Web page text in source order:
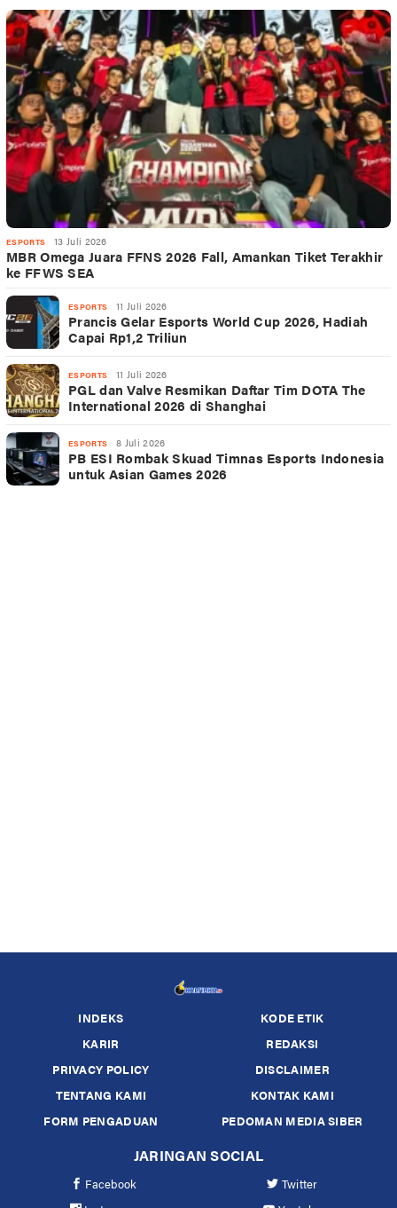
ESPORTS 13 Juli 2026
MBR Omega Juara FFNS 2026 Fall, Amankan Tiket Terakhir
ke FFWS SEA
ESPORTS 11 Juli 2026
Prancis Gelar Esports World Cup 2026, Hadiah
Capai Rp1,2 Triliun
ESPORTS 11 Juli 2026
PGL dan Valve Resmikan Daftar Tim DOTA The
International 2026 di Shanghai
ESPORTS 8 Juli 2026
PB ESI Rombak Skuad Timnas Esports Indonesia
untuk Asian Games 2026
INDEKS
KODE ETIK
KARIR
REDAKSI
PRIVACY POLICY
DISCLAIMER
TENTANG KAMI
KONTAK KAMI
FORM PENGADUAN
PEDOMAN MEDIA SIBER
JARINGAN SOCIAL
Facebook
Twitter